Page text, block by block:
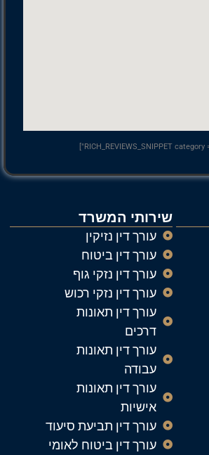
שירותי המשרד
עורך דין נזיקין
עורך דין ביטוח
עורך דין נזקי גוף
עורך דין נזקי רכוש
עורך דין תאונות
דרכים
עורך דין תאונות
עבודה
עורך דין תאונות
אישיות
עורך דין תביעת סיעוד
עורך דין ביטוח לאומי